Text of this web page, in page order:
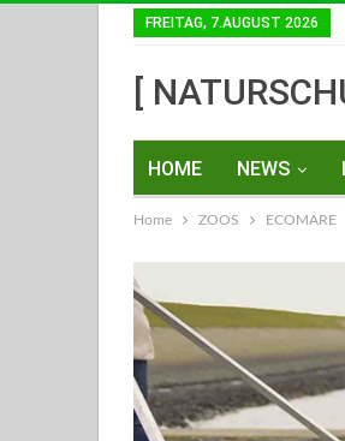
FREITAG, 7.AUGUST 2026
[
HOME NEWS
Home ZOOS ECOMARE